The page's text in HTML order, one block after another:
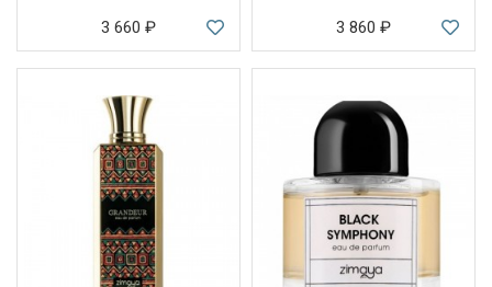
3 660 ₽ 3 860 ₽